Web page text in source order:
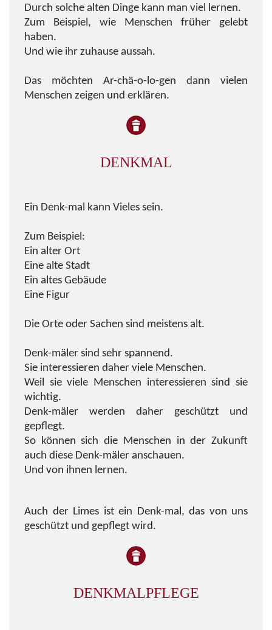
Durch solche alten Dinge kann man viel lernen.
Zum Beispiel, wie Menschen früher gelebt
haben.
Und wie ihr zuhause aussah.
Das möchten Ar-chä-o-lo-gen dann vielen
Menschen zeigen und erklären.
DENKMAL
Ein Denk-mal kann Vieles sein.
Zum Beispiel:
Ein alter Ort
Eine alte Stadt
Ein altes Gebäude
Eine Figur
Die Orte oder Sachen sind meistens alt.
Denk-mäler sind sehr spannend.
Sie interessieren daher viele Menschen.
Weil sie viele Menschen interessieren sind sie
wichtig.
Denk-mäler werden daher geschützt und
gepflegt.
So können sich die Menschen in der Zukunft
auch diese Denk-mäler anschauen.
Und von ihnen lernen.
Auch der Limes ist ein Denk-mal, das von uns
geschützt und gepflegt wird.
DENKMALPFLEGE